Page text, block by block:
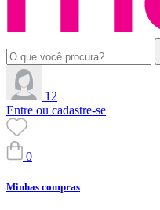
12
Entre ou cadastre-se
0
Minhas compras